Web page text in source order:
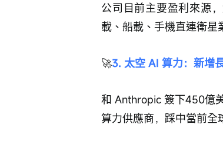
公司目前主要盈利來源
載、船載、手機直連衛星
🚀3. 太空 AI 算力：新增
和 Anthropic 簽下450億
算力供應商，踩中當前全